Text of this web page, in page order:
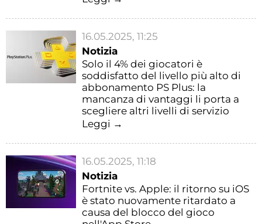
16.05.2025, 11:25
Notizia
Solo il 4% dei giocatori è
soddisfatto del livello più alto di
abbonamento PS Plus: la
mancanza di vantaggi li porta a
scegliere altri livelli di servizio
Leggi →
16.05.2025, 11:18
Notizia
Fortnite vs. Apple: il ritorno su iOS
è stato nuovamente ritardato a
causa del blocco del gioco